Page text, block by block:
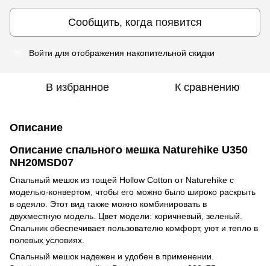
Сообщить, когда появится
Войти для отображения накопительной скидки
В избранное К сравнению
Описание
Описание спального мешка Naturehike U350
NH20MSD07
Спальный мешок из тощей Hollow Cotton от Naturehike с
моделью-конвертом, чтобы его можно было широко раскрыть
в одеяло. Этот вид также можно комбинировать в
двухместную модель. Цвет модели: коричневый, зеленый.
Спальник обеспечивает пользователю комфорт, уют и тепло в
полевых условиях.
Спальный мешок надежен и удобен в применении.